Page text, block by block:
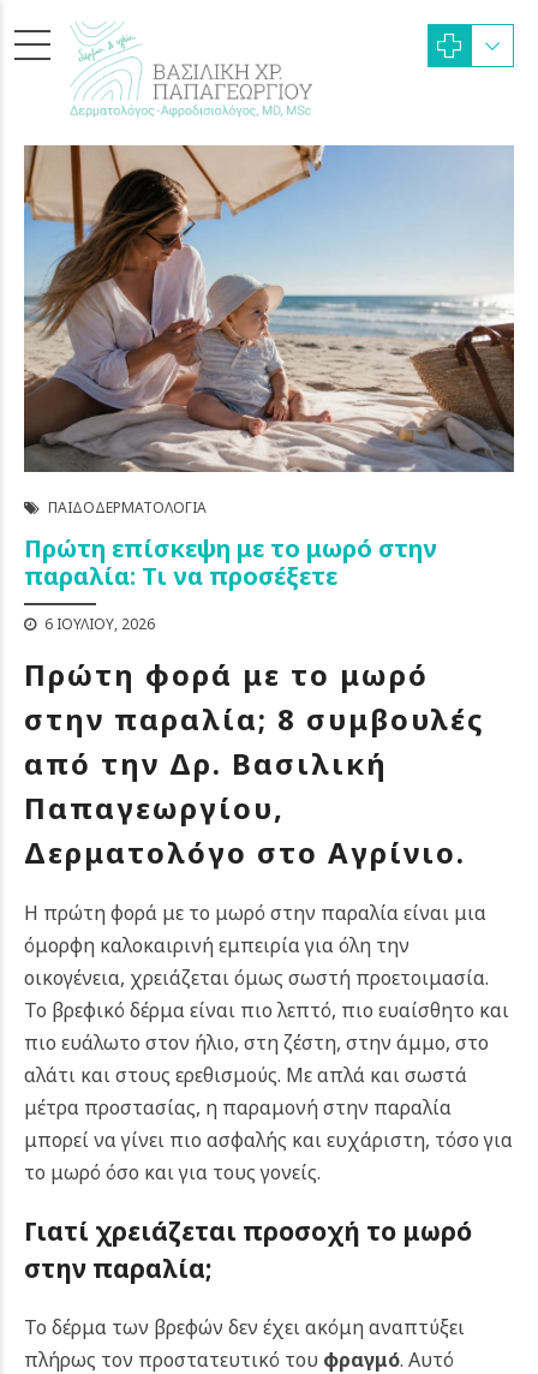
ΠΑΙΔΟΔΕΡΜΑΤΟΛΟΓΊΑ
Πρώτη επίσκεψη με το μωρό στην
παραλία: Τι να προσέξετε
6 ΙΟΥΛΊΟΥ, 2026
Πρώτη φορά με το μωρό
στην παραλία; 8 συμβουλές
από την Δρ. Βασιλική
Παπαγεωργίου,
Δερματολόγο στο Αγρίνιο.
Η πρώτη φορά με το μωρό στην παραλία είναι μια
όμορφη καλοκαιρινή εμπειρία για όλη την
οικογένεια, χρειάζεται όμως σωστή προετοιμασία.
Το βρεφικό δέρμα είναι πιο λεπτό, πιο ευαίσθητο και
πιο ευάλωτο στον ήλιο, στη ζέστη, στην άμμο, στο
αλάτι και στους ερεθισμούς. Με απλά και σωστά
μέτρα προστασίας, η παραμονή στην παραλία
μπορεί να γίνει πιο ασφαλής και ευχάριστη, τόσο για
το μωρό όσο και για τους γονείς.
Γιατί χρειάζεται προσοχή το μωρό
στην παραλία;
Το δέρμα των βρεφών δεν έχει ακόμη αναπτύξει
πλήρως τον προστατευτικό του φραγμό. Αυτό